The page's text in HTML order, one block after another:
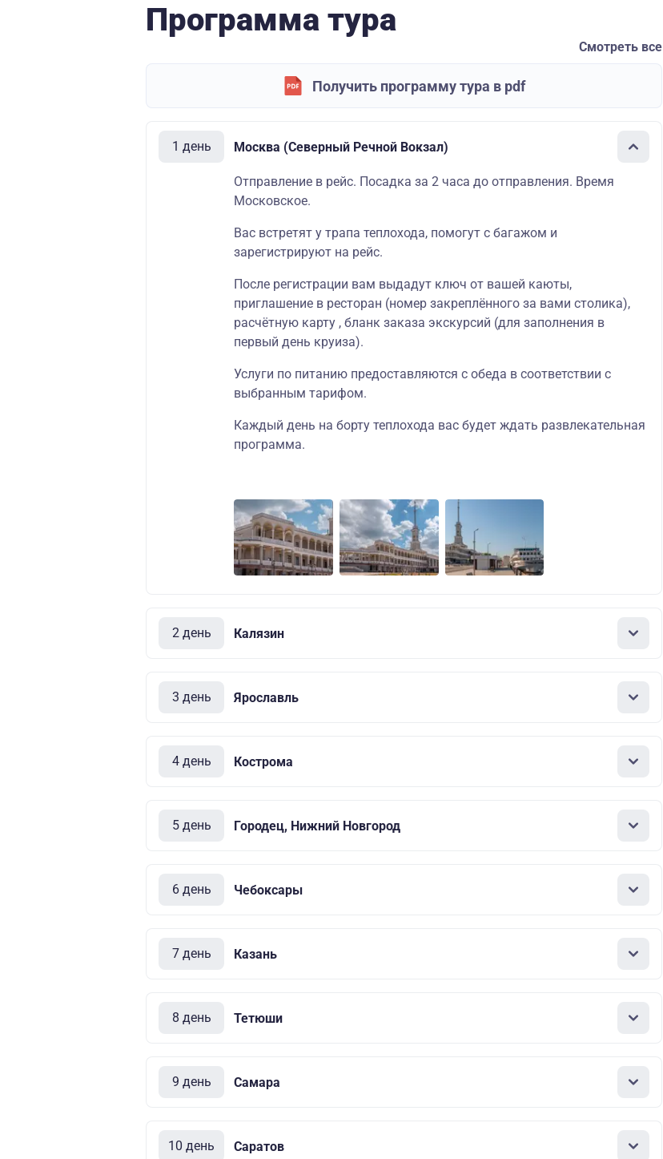
Программа тура
Смотреть все
Получить программу тура в pdf
1 день Москва (Северный Речной Вокзал)
Отправление в рейс. Посадка за 2 часа до отправления. Время
Московское.
Вас встретят у трапа теплохода, помогут с багажом и
зарегистрируют на рейс.
После регистрации вам выдадут ключ от вашей каюты,
приглашение в ресторан (номер закреплённого за вами столика),
расчётную карту , бланк заказа экскурсий (для заполнения в
первый день круиза).
Услуги по питанию предоставляются с обеда в соответствии с
выбранным тарифом.
Каждый день на борту теплохода вас будет ждать развлекательная
программа.
2 день Калязин
3 день Ярославль
4 день Кострома
5 день Городец, Нижний Новгород
6 день Чебоксары
7 день Казань
8 день Тетюши
9 день Самара
10 день Саратов